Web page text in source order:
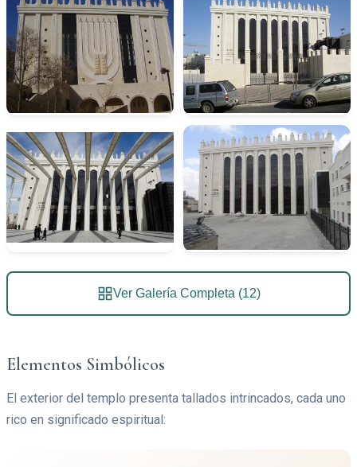
Ver Galería Completa (12)
Elementos Simbólicos
El exterior del templo presenta tallados intrincados, cada uno
rico en significado espiritual: